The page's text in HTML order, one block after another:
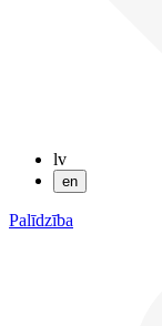
lv
en
Palīdzība